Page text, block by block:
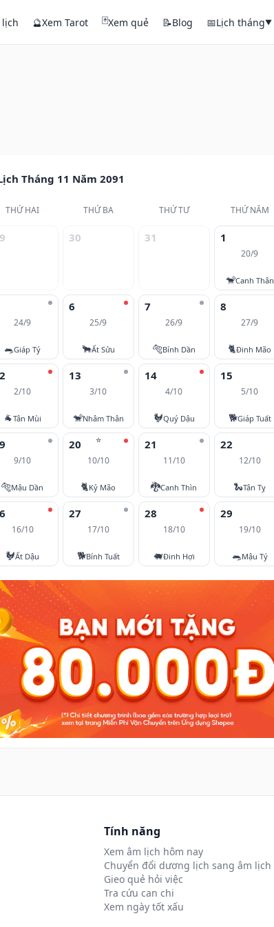
lịch 🔮Xem Tarot 🃏Xem quẻ 📝Blog 📅Lịch tháng▼
Tháng 11 Năm 2091
THỨ HAI THỨ BA THỨ TƯ THỨ NĂM
30 31 1
20/9
🐒Canh Thân
24/9
🐀Giáp Tý
6
25/9
🐂Ất Sửu
7
26/9
🐅Bính Dần
8
27/9
🐈Đinh Mão
2/10
🐐Tân Mùi
13
3/10
🐒Nhâm Thân
14
4/10
🐓Quý Dậu
15
5/10
🐕Giáp Tuất
9/10
🐅Mậu Dần
⭐
20
10/10
🐈Kỷ Mão
21
11/10
🐉Canh Thìn
22
12/10
🐍Tân Tỵ
16/10
🐓Ất Dậu
27
17/10
🐕Bính Tuất
28
18/10
🐖Đinh Hợi
29
19/10
🐀Mậu Tý
Tính năng
Xem âm lịch hôm nay
Chuyển đổi dương lịch sang âm lịch
Gieo quẻ hỏi việc
Tra cứu can chi
Xem ngày tốt xấu